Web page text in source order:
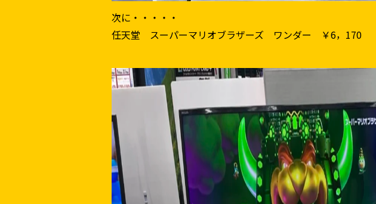
次に・・・・・
任天堂 スーパーマリオブラザーズ ワンダー ￥6，170